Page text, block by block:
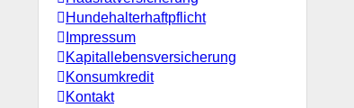
Hundehalterhaftpflicht
Impressum
Kapitallebensversicherung
Konsumkredit
Kontakt